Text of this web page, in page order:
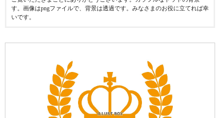
す。画像はpngファイルで、背景は透過です。みなさまのお役に立てれば幸
いです。